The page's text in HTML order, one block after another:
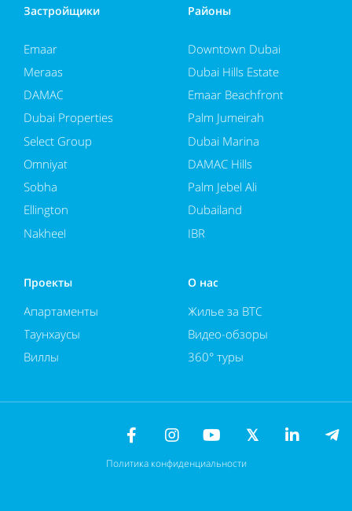
Застройщики
Emaar
Meraas
DAMAC
Dubai Properties
Select Group
Omniyat
Sobha
Ellington
Nakheel
Районы
Downtown Dubai
Dubai Hills Estate
Emaar Beachfront
Palm Jumeirah
Dubai Marina
DAMAC Hills
Palm Jebel Ali
Dubailand
JBR
Проекты
Апартаменты
Таунхаусы
Виллы
О нас
Жилье за BTC
Видео-обзоры
360° туры
Политика конфиденциальности